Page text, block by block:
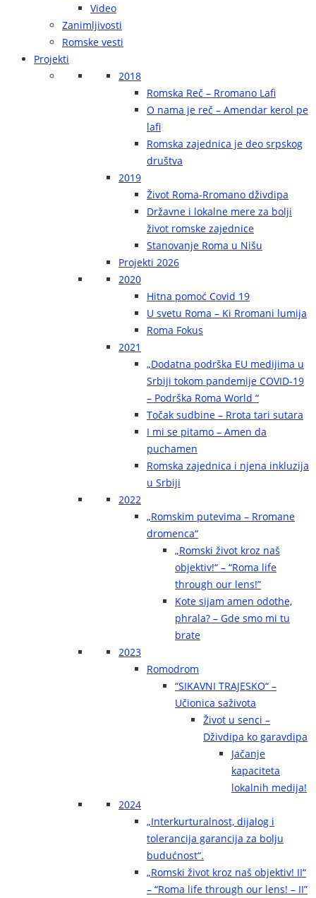
Video
Zanimljivosti
Romske vesti
Projekti
2018
Romska Reč – Rromano Lafi
O nama je reč – Amendar kerol pe
lafi
Romska zajednica je deo srpskog
društva
2019
Život Roma-Rromano dživdipa
Državne i lokalne mere za bolji
život romske zajednice
Stanovanje Roma u Nišu
Projekti 2026
2020
Hitna pomoć Covid 19
U svetu Roma – Ki Rromani lumija
Roma Fokus
2021
„Dodatna podrška EU medijima u
Srbiji tokom pandemije COVID-19
– Podrška Roma World “
Točak sudbine – Rrota tari sutara
I mi se pitamo – Amen da
puchamen
Romska zajednica i njena inkluzija
u Srbiji
2022
„Romskim putevima – Rromane
dromenca“
„Romski život kroz naš
objektiv!“ – “Roma life
through our lens!”
Kote sijam amen odothe,
phrala? – Gde smo mi tu
brate
2023
Romodrom
“SIKAVNI TRAJESKO“ –
Učionica saživota
Život u senci –
Dživdipa ko garavdipa
Jačanje
kapaciteta
lokalnih medija!
2024
„Interkurturalnost, dijalog i
tolerancija garancija za bolju
budućnost“.
„Romski život kroz naš objektiv! II“
– “Roma life through our lens! – II”